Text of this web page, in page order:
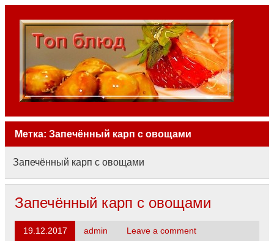
Skip
content
Метка: Запечённый карп с овощами
Запечённый карп с овощами
Запечённый карп с овощами
19.12.2017 admin Leave a comment